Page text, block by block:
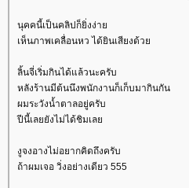
นุคคนี้เป็นคลิปก็ยิ่งง่า
เห็นภาพเคลื่อนหว ได้ยินเสียงด้ว
ลิ้นจี่เริ่มกินได้แล้วนะครับ
หลังร้านมีต้นนึงพนักงานก็เก็บมากินกัน
ผมระวังน้ำตาลอยู่ครับ
ปีนี้เลยยังไม่ได้ชิมเล
งูจงอางไม่อยากคิดถึงครับ
ถ้าผมเจอ วิ่งอย่างเดียว 555